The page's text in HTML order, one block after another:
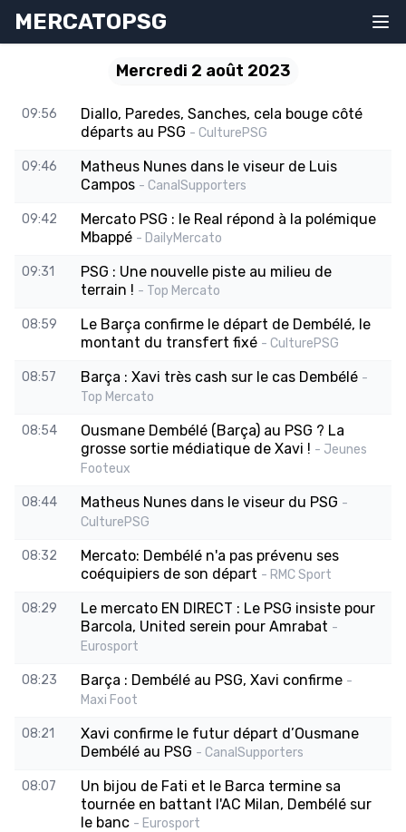
MERCATOPSG
Mercredi 2 août 2023
09:56
Diallo, Paredes, Sanches, cela bouge côté
départs au PSG - CulturePSG
09:46
Matheus Nunes dans le viseur de Luis
Campos - CanalSupporters
09:42
Mercato PSG : le Real répond à la polémique
Mbappé - DailyMercato
09:31
PSG : Une nouvelle piste au milieu de
terrain ! - Top Mercato
08:59
Le Barça confirme le départ de Dembélé, le
montant du transfert fixé - CulturePSG
08:57 Barça : Xavi très cash sur le cas Dembélé -
Top Mercato
08:54
Ousmane Dembélé (Barça) au PSG ? La
grosse sortie médiatique de Xavi ! - Jeunes
Footeux
08:44 Matheus Nunes dans le viseur du PSG -
CulturePSG
08:32
Mercato: Dembélé n'a pas prévenu ses
coéquipiers de son départ - RMC Sport
08:29
Le mercato EN DIRECT : Le PSG insiste pour
Barcola, United serein pour Amrabat -
Eurosport
08:23 Barça : Dembélé au PSG, Xavi confirme -
Maxi Foot
08:21
Xavi confirme le futur départ d’Ousmane
Dembélé au PSG - CanalSupporters
08:07
Un bijou de Fati et le Barca termine sa
tournée en battant l'AC Milan, Dembélé sur
le banc - Eurosport